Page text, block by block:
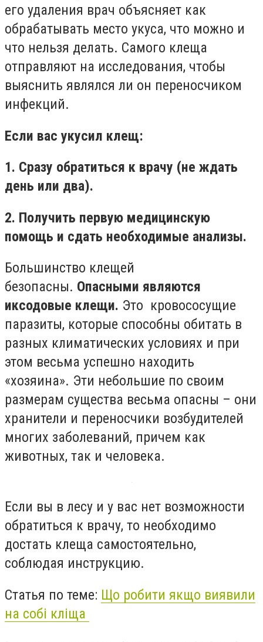
его удаления врач объясняет как
обрабатывать место укуса, что можно и
что нельзя делать. Самого клеща
отправляют на исследования, чтобы
выяснить являлся ли он переносчиком
инфекций.
Если вас укусил клещ:
1. Сразу обратиться к врачу (не ждать
день или два).
2. Получить первую медицинскую
помощь и сдать необходимые анализы.
Большинство клещей
безопасны. Опасными являются
иксодовые клещи. Это кровососущие
паразиты, которые способны обитать в
разных климатических условиях и при
этом весьма успешно находить
«хозяина». Эти небольшие по своим
размерам существа весьма опасны – они
хранители и переносчики возбудителей
многих заболеваний, причем как
животных, так и человека.
Если вы в лесу и у вас нет возможности
обратиться к врачу, то необходимо
достать клеща самостоятельно,
соблюдая инструкцию.
Статья по теме: Що робити якщо виявили
на собі кліща